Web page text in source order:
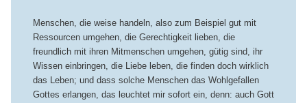
Menschen, die weise handeln, also zum Beispiel gut mit
Ressourcen umgehen, die Gerechtigkeit lieben, die
freundlich mit ihren Mitmenschen umgehen, gütig sind, ihr
Wissen einbringen, die Liebe leben, die finden doch wirklich
das Leben; und dass solche Menschen das Wohlgefallen
Gottes erlangen, das leuchtet mir sofort ein, denn: auch Gott